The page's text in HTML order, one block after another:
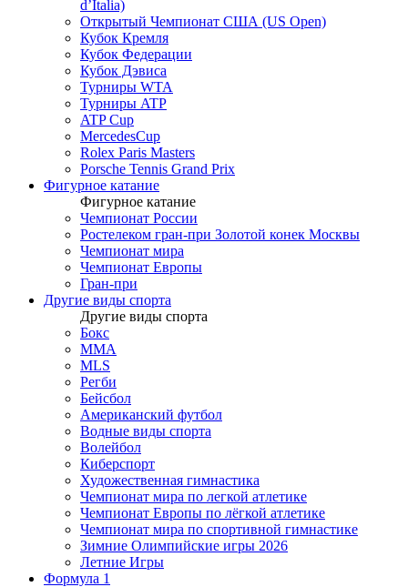
d’Italia)
Открытый Чемпионат США (US Open)
Кубок Кремля
Кубок Федерации
Кубок Дэвиса
Турниры WTA
Турниры ATP
ATP Cup
MercedesCup
Rolex Paris Masters
Porsche Tennis Grand Prix
Фигурное катание
Фигурное катание
Чемпионат России
Ростелеком гран-при Золотой конек Москвы
Чемпионат мира
Чемпионат Европы
Гран-при
Другие виды спорта
Другие виды спорта
Бокс
MMA
MLS
Регби
Бейсбол
Американский футбол
Водные виды спорта
Волейбол
Киберспорт
Художественная гимнастика
Чемпионат мира по легкой атлетике
Чемпионат Европы по лёгкой атлетике
Чемпионат мира по спортивной гимнастике
Зимние Олимпийские игры 2026
Летние Игры
Формула 1